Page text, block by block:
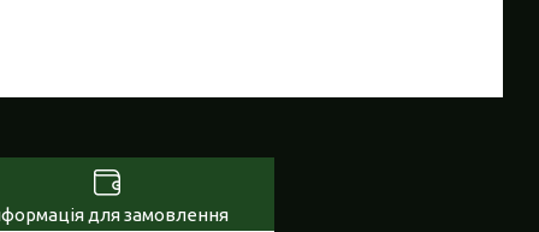
для замовлення